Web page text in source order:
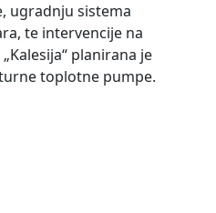
ugradnju sistema
te intervencije na
planirana je
toplotne pumpe.